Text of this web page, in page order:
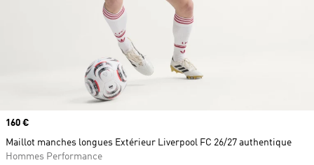
Prix
160 €
Maillot manches longues Extérieur Liverpool FC 26/27 authentique
Hommes Performance